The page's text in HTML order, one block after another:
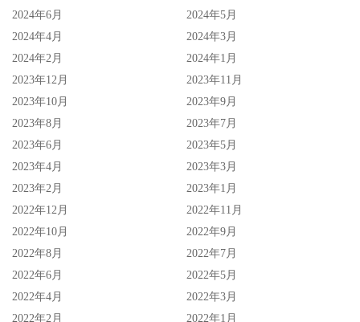
2024年6月
2024年5月
2024年4月
2024年3月
2024年2月
2024年1月
2023年12月
2023年11月
2023年10月
2023年9月
2023年8月
2023年7月
2023年6月
2023年5月
2023年4月
2023年3月
2023年2月
2023年1月
2022年12月
2022年11月
2022年10月
2022年9月
2022年8月
2022年7月
2022年6月
2022年5月
2022年4月
2022年3月
2022年2月
2022年1月